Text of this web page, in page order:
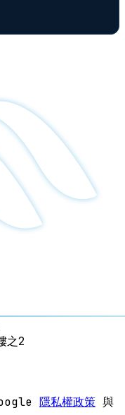
之2
隱私權政策 與